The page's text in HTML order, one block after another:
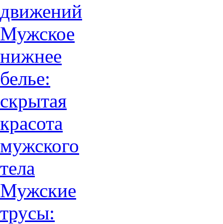
движений
Мужское
нижнее
белье:
скрытая
красота
мужского
тела
Мужские
трусы: